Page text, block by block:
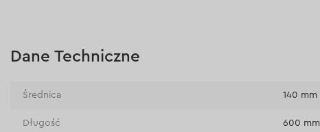
Dane Techniczne
Średnica 140 mm
Długość 600 mm